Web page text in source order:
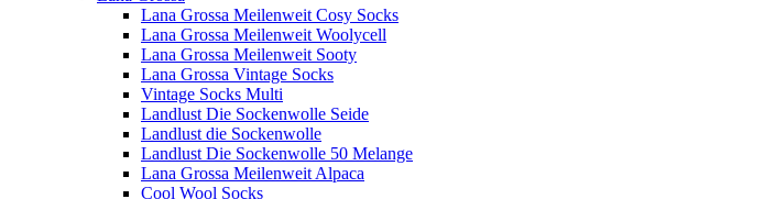
Lana Grossa Meilenweit Cosy Socks
Lana Grossa Meilenweit Woolycell
Lana Grossa Meilenweit Sooty
Lana Grossa Vintage Socks
Vintage Socks Multi
Landlust Die Sockenwolle Seide
Landlust die Sockenwolle
Landlust Die Sockenwolle 50 Melange
Lana Grossa Meilenweit Alpaca
Cool Wool Socks